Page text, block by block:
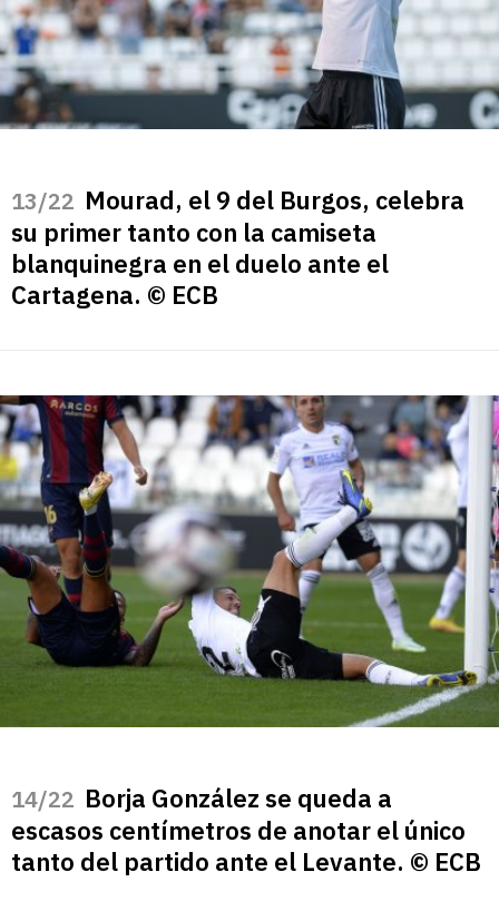
/22 Mourad, el 9 del Burgos, celebra
su primer tanto con la camiseta
blanquinegra en el duelo ante el
Cartagena. © ECB
/22 Borja González se queda a
escasos centímetros de anotar el único
tanto del partido ante el Levante. © ECB